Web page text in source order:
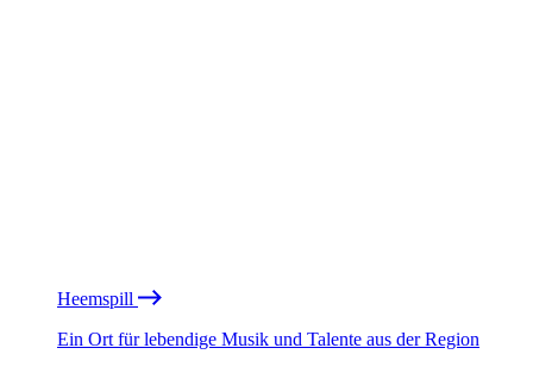
Heemspill
Ein Ort für lebendige Musik und Talente aus der Region